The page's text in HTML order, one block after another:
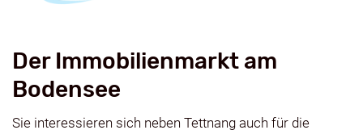
Der Immobilienmarkt am
Bodensee
Sie interessieren sich neben Tettnang auch für die